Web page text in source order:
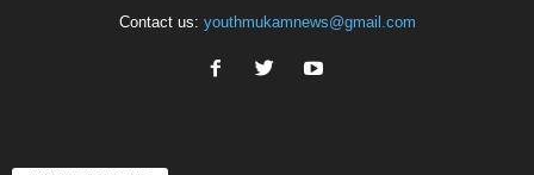
Contact us: youthmukamnews@gmail.com